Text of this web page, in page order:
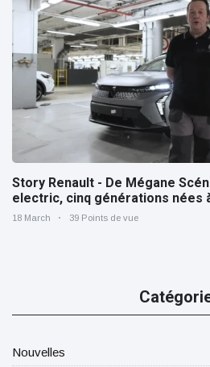
Story Renault - De Mégane
electric, cinq générations nées
18 March 39 Points de vue
Nouvelles